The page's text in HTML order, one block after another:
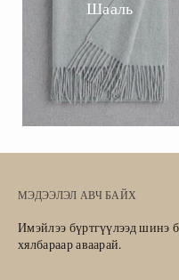
Шааль
МЭДЭЭЛЭЛ АВЧ БАЙХ
Имэйлээ бүртгүүлээд шинэ
хялбараар аваарай.